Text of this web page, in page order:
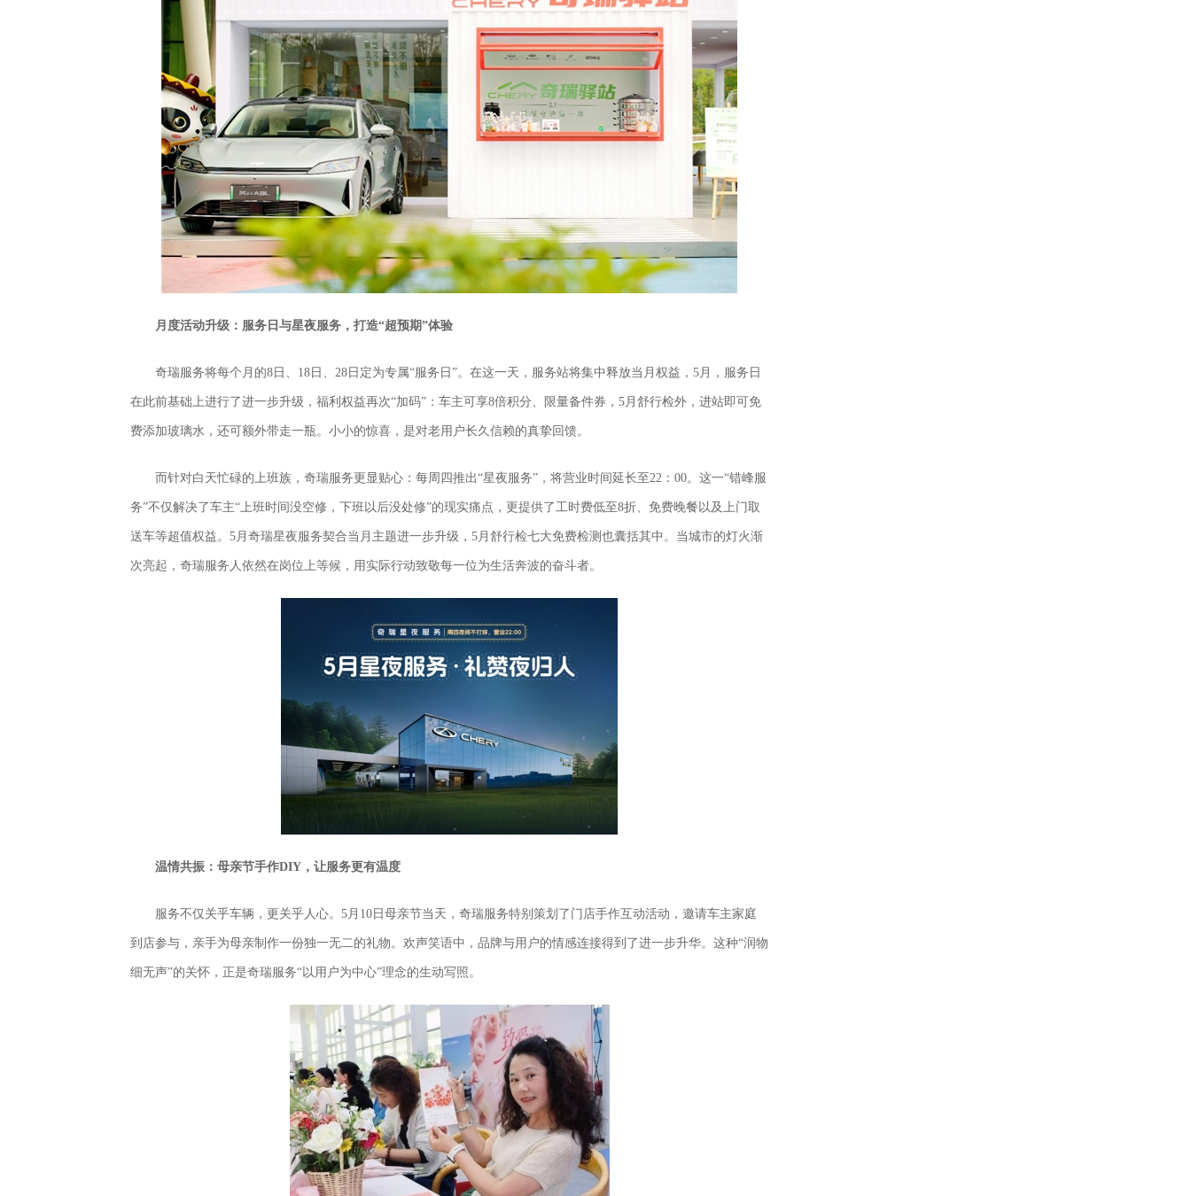
月度活动升级 ：服务日与星夜服务，打造“超预期”体验
奇瑞服务将每个月的8日、18日、28日定为专属“服务日”。在这一天，服务站将集中释放当月权益，5月，服务日
在此前基础上进行了进一步升级，福利权益再次“加码”：车主可享8倍积分、限量备件券，5月舒行检外，进站即可免
费添加玻璃水，还可额外带走一瓶。小小的惊喜，是对老用户长久信赖的真挚回馈。
而针对白天忙碌的上班族，奇瑞服务更显贴心：每周四推出“星夜服务”，将营业时间延长至22：00。这一“错峰服
务”不仅解决了车主“上班时间没空修，下班以后没处修”的现实痛点，更提供了工时费低至8折、免费晚餐以及上门取
送车等超值权益。5月奇瑞星夜服务契合当月主题进一步升级，5月舒行检七大免费检测也囊括其中。当城市的灯火渐
次亮起，奇瑞服务人依然在岗位上等候，用实际行动致敬每一位为生活奔波的奋斗者。
温情共振：母亲节手作DIY，让服务更有温度
服务不仅关乎车辆，更关乎人心。5月10日母亲节当天，奇瑞服务特别策划了门店手作互动活动，邀请车主家庭
到店参与，亲手为母亲制作一份独一无二的礼物。欢声笑语中，品牌与用户的情感连接得到了进一步升华。这种“润物
细无声”的关怀，正是奇瑞服务“以用户为中心”理念的生动写照。